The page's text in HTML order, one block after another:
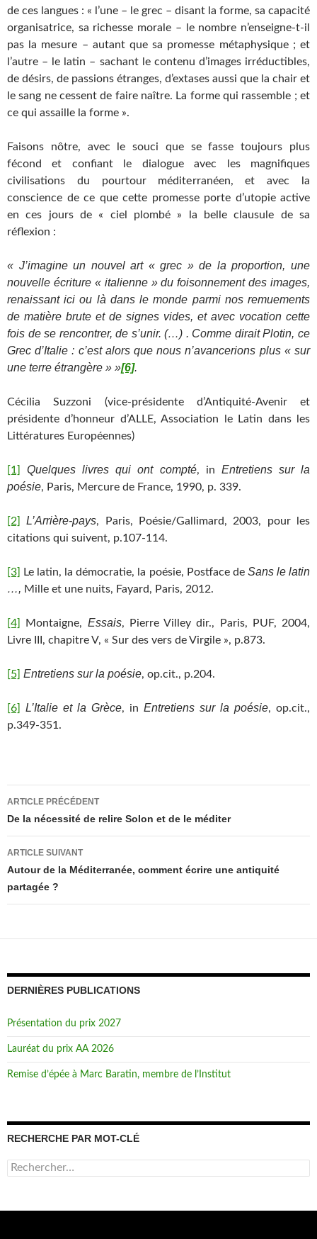
de ces langues : « l’une – le grec – disant la forme, sa capacité
organisatrice, sa richesse morale – le nombre n’enseigne-t-il
pas la mesure – autant que sa promesse métaphysique ; et
l’autre – le latin – sachant le contenu d’images irréductibles,
de désirs, de passions étranges, d’extases aussi que la chair et
le sang ne cessent de faire naître. La forme qui rassemble ; et
ce qui assaille la forme ».
Faisons nôtre, avec le souci que se fasse toujours plus
fécond et confiant le dialogue avec les magnifiques
civilisations du pourtour méditerranéen, et avec la
conscience de ce que cette promesse porte d’utopie active
en ces jours de « ciel plombé » la belle clausule de sa
réflexion :
« J’imagine un nouvel art « grec » de la proportion, une
nouvelle écriture « italienne » du foisonnement des images,
renaissant ici ou là dans le monde parmi nos remuements
de matière brute et de signes vides, et avec vocation cette
fois de se rencontrer, de s’unir. (…) . Comme dirait Plotin, ce
Grec d’Italie : c’est alors que nous n’avancerions plus « sur
une terre étrangère » »[6].
Cécilia Suzzoni (vice-présidente d’Antiquité-Avenir et
présidente d’honneur d’ALLE, Association le Latin dans les
Littératures Européennes)
[1] Quelques livres qui ont compté, in Entretiens sur la
poésie, Paris, Mercure de France, 1990, p. 339.
[2] L’Arrière-pays, Paris, Poésie/Gallimard, 2003, pour les
citations qui suivent, p.107-114.
[3] Le latin, la démocratie, la poésie, Postface de Sans le latin
…, Mille et une nuits, Fayard, Paris, 2012.
[4] Montaigne, Essais, Pierre Villey dir., Paris, PUF, 2004,
Livre III, chapitre V, « Sur des vers de Virgile », p.873.
[5] Entretiens sur la poésie, op.cit., p.204.
[6] L’Italie et la Grèce, in Entretiens sur la poésie, op.cit.,
p.349-351.
Navigation
des
articles
ARTICLE PRÉCÉDENT
De la nécessité de relire Solon et de le méditer
ARTICLE SUIVANT
Autour de la Méditerranée, comment écrire une antiquité
partagée ?
DERNIÈRES PUBLICATIONS
Présentation du prix 2027
Lauréat du prix AA 2026
Remise d’épée à Marc Baratin, membre de l’Institut
RECHERCHE PAR MOT-CLÉ
Rechercher :